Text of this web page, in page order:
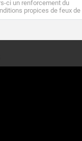
ci un renforcement du
propices de feux de
? Quelles sont ses
et atteindre 80 à 100 km/h
Il parcourt la basse vallée
le littoral